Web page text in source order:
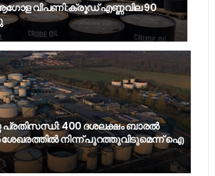
വിപണി:ക്രൂഡ് എണ്ണവില 90
400 ദശലക്ഷം ബാരൽ
നിന്ന് പുറത്തുവിടുമെന്ന് ഐ